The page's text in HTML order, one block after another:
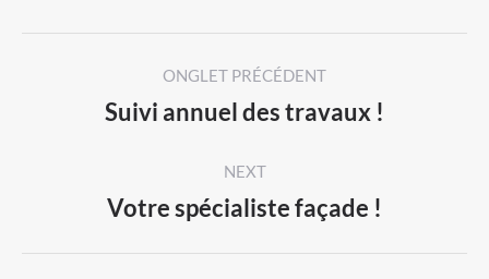
navigation
ONGLET PRÉCÉDENT
Previous
Suivi annuel des travaux !
NEXT
Next
Votre spécialiste façade !